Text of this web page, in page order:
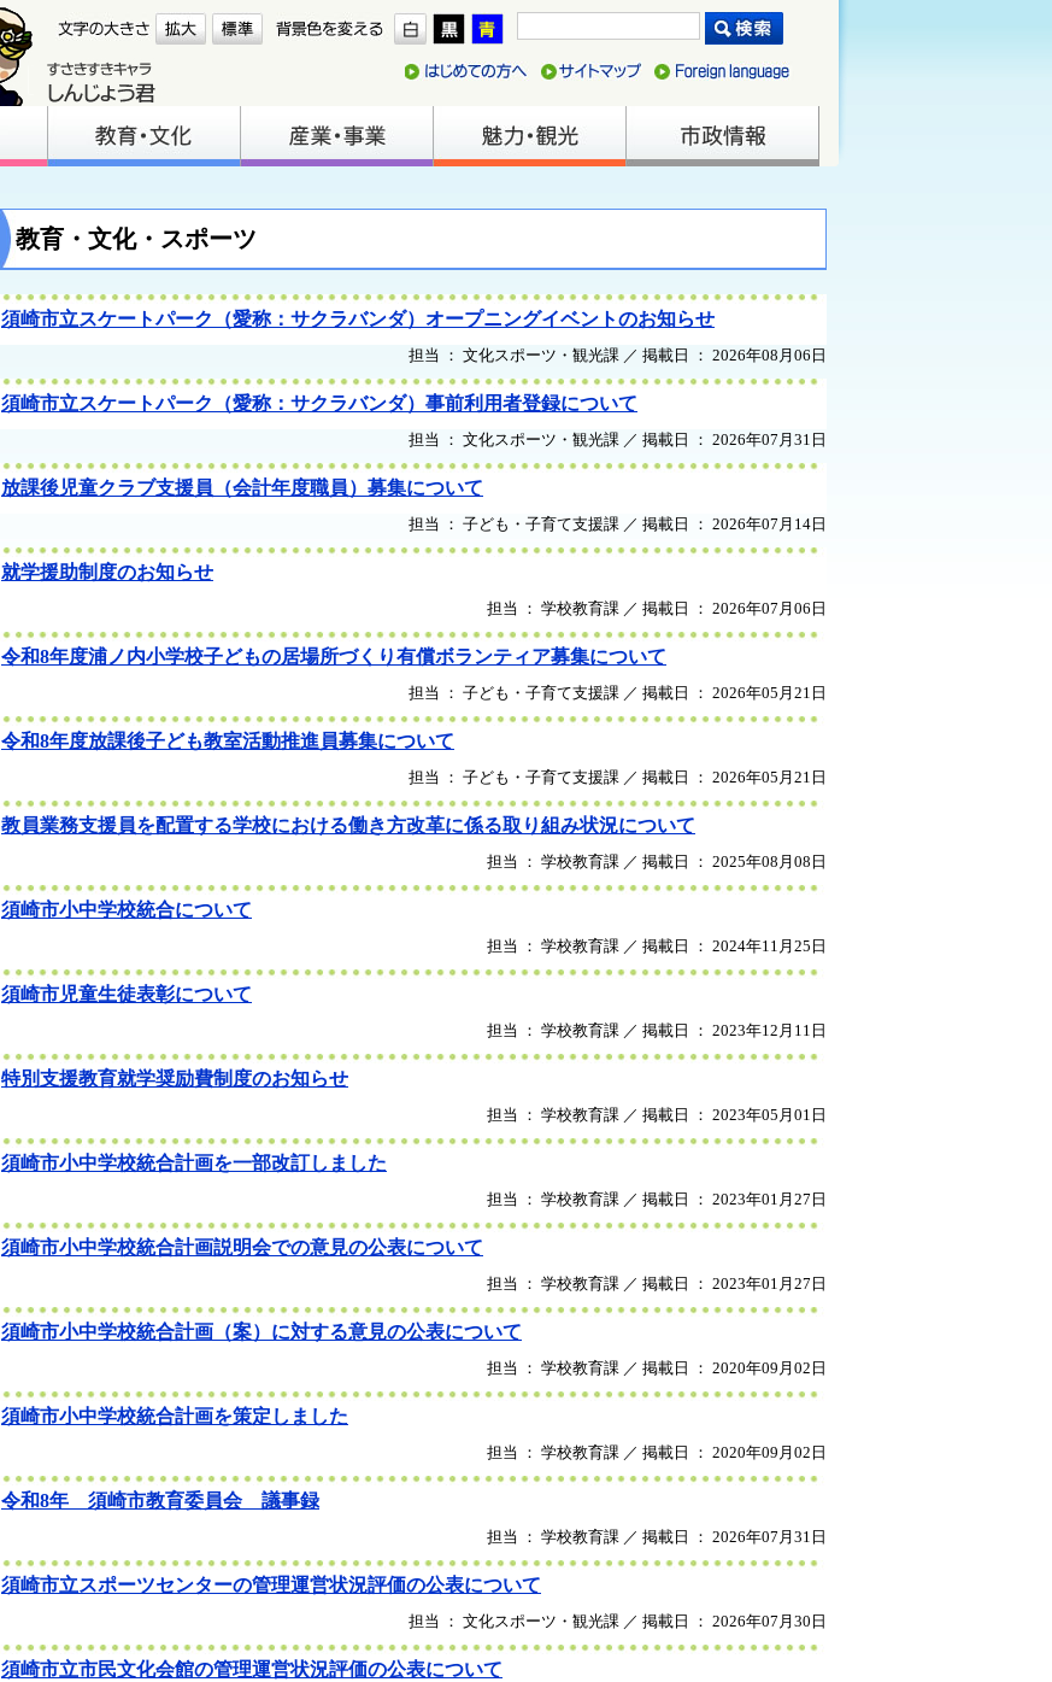
教育・文化・スポーツ
須崎市立スケートパーク（愛称：サクラバンダ）オープニングイベントのお知らせ
担当 ： 文化スポーツ・観光課 ／ 掲載日 ： 2026年08月06日
須崎市立スケートパーク（愛称：サクラバンダ）事前利用者登録について
担当 ： 文化スポーツ・観光課 ／ 掲載日 ： 2026年07月31日
放課後児童クラブ支援員（会計年度職員）募集について
担当 ： 子ども・子育て支援課 ／ 掲載日 ： 2026年07月14日
就学援助制度のお知らせ
担当 ： 学校教育課 ／ 掲載日 ： 2026年07月06日
令和8年度浦ノ内小学校子どもの居場所づくり有償ボランティア募集について
担当 ： 子ども・子育て支援課 ／ 掲載日 ： 2026年05月21日
令和8年度放課後子ども教室活動推進員募集について
担当 ： 子ども・子育て支援課 ／ 掲載日 ： 2026年05月21日
教員業務支援員を配置する学校における働き方改革に係る取り組み状況について
担当 ： 学校教育課 ／ 掲載日 ： 2025年08月08日
須崎市小中学校統合について
担当 ： 学校教育課 ／ 掲載日 ： 2024年11月25日
須崎市児童生徒表彰について
担当 ： 学校教育課 ／ 掲載日 ： 2023年12月11日
特別支援教育就学奨励費制度のお知らせ
担当 ： 学校教育課 ／ 掲載日 ： 2023年05月01日
須崎市小中学校統合計画を一部改訂しました
担当 ： 学校教育課 ／ 掲載日 ： 2023年01月27日
須崎市小中学校統合計画説明会での意見の公表について
担当 ： 学校教育課 ／ 掲載日 ： 2023年01月27日
須崎市小中学校統合計画（案）に対する意見の公表について
担当 ： 学校教育課 ／ 掲載日 ： 2020年09月02日
須崎市小中学校統合計画を策定しました
担当 ： 学校教育課 ／ 掲載日 ： 2020年09月02日
令和8年 須崎市教育委員会 議事録
担当 ： 学校教育課 ／ 掲載日 ： 2026年07月31日
須崎市立スポーツセンターの管理運営状況評価の公表について
担当 ： 文化スポーツ・観光課 ／ 掲載日 ： 2026年07月30日
須崎市立市民文化会館の管理運営状況評価の公表について